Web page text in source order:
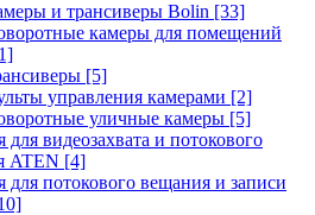
и трансиверы Bolin [33]
камеры для помещений
[5]
управления камерами [2]
уличные камеры [5]
для видеозахвата и потокового
ATEN [4]
для потокового вещания и записи